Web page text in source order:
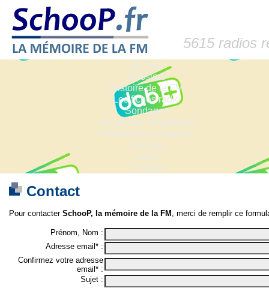
5615 radios
Accueil
Dossiers
Histoire de la FM
Les fiches radio
Sondages
Anciennes fréquences
Fréquences actuelles
Lexique
Liens
Contact
Contact
Pour contacter SchooP, la mémoire de la FM , merci de remplir ce
Prénom, Nom :
Adresse email* :
Confirmez votre adresse
email* :
Sujet :